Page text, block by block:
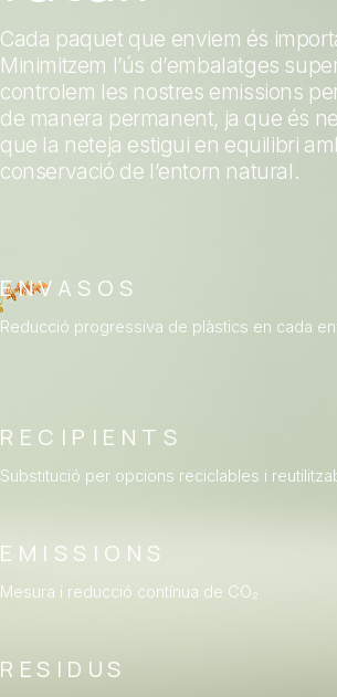
Cada paquet que enviem és
Minimitzem l’ús d’embalatges
controlem les nostres emissions
de manera permanent, ja que és
que la neteja estigui en equilibri
conservació de l’entorn natural.
ENVASOS
Reducció progressiva de plàstics en cada
RECIPIENTS
Substitució per opcions reciclables i
EMISSIONS
Mesura i reducció contínua de CO₂
RESIDUS